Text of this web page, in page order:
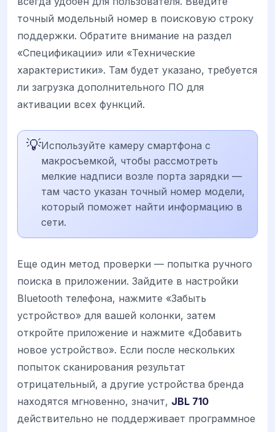
точный модельный номер в поисковую строку
поддержки. Обратите внимание на раздел
«Спецификации» или «Технические
характеристики». Там будет указано, требуется
ли загрузка дополнительного ПО для
активации всех функций.
💡Используйте камеру смартфона с
макросъемкой, чтобы рассмотреть
мелкие надписи возле порта зарядки —
там часто указан точный номер модели,
который поможет найти информацию в
сети.
Еще один метод проверки — попытка ручного
поиска в приложении. Зайдите в настройки
Bluetooth телефона, нажмите «Забыть
устройство» для вашей колонки, затем
откройте приложение и нажмите «Добавить
новое устройство». Если после нескольких
попыток сканирования результат
отрицательный, а другие устройства бренда
находятся мгновенно, значит, JBL 710
действительно не поддерживает программное